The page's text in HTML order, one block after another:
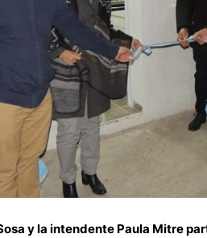
y la intendente Paula Mitre